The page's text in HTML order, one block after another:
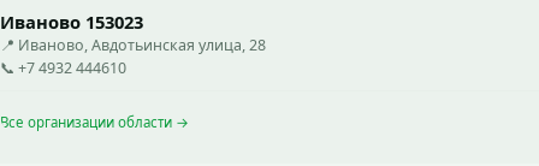
Иваново 153023
📍 Иваново, Авдотьинская улица, 28
📞 +7 4932 444610
Все организации области →